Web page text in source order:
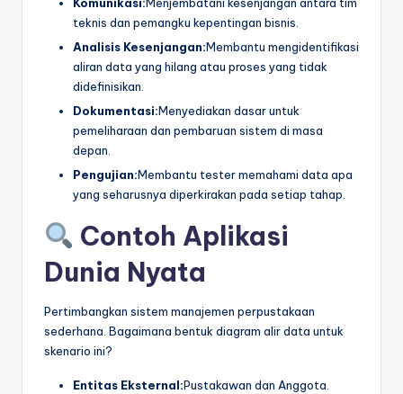
teknis dan pemangku kepentingan bisnis.
Analisis Kesenjangan:Membantu mengidentifikasi
aliran data yang hilang atau proses yang tidak
didefinisikan.
Dokumentasi:Menyediakan dasar untuk
pemeliharaan dan pembaruan sistem di masa
depan.
Pengujian:Membantu tester memahami data apa
yang seharusnya diperkirakan pada setiap tahap.
Contoh Aplikasi
Dunia Nyata
Pertimbangkan sistem manajemen perpustakaan
sederhana. Bagaimana bentuk diagram alir data untuk
skenario ini?
Entitas Eksternal:Pustakawan dan Anggota.